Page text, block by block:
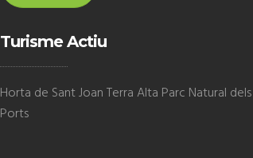
Turisme Actiu
Horta de Sant Joan Terra Alta Parc Natural dels
Ports